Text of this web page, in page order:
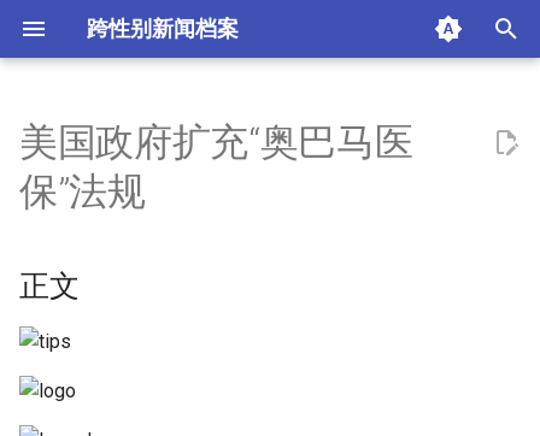
跨性别新闻档案
i
a
l
i
z
正文
附加信息 [Processed Page
美国政府扩充“奥巴马医
保”法规
正文